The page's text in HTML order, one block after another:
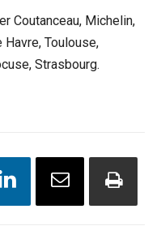
Coutanceau, Michelin,
Toulouse,
Strasbourg.